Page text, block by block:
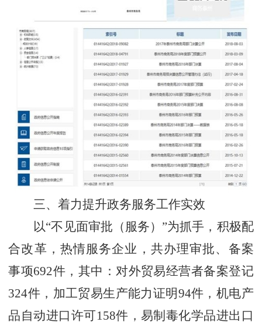
三、着力提升政务服务工作实效
以“不见面审批（服务）”为抓手，积极配
合改革，热情服务企业，共办理审批、备案
事项692件，其中：对外贸易经营者备案登记
324件，加工贸易生产能力证明94件，机电产
品自动进口许可158件，易制毒化学品进出口